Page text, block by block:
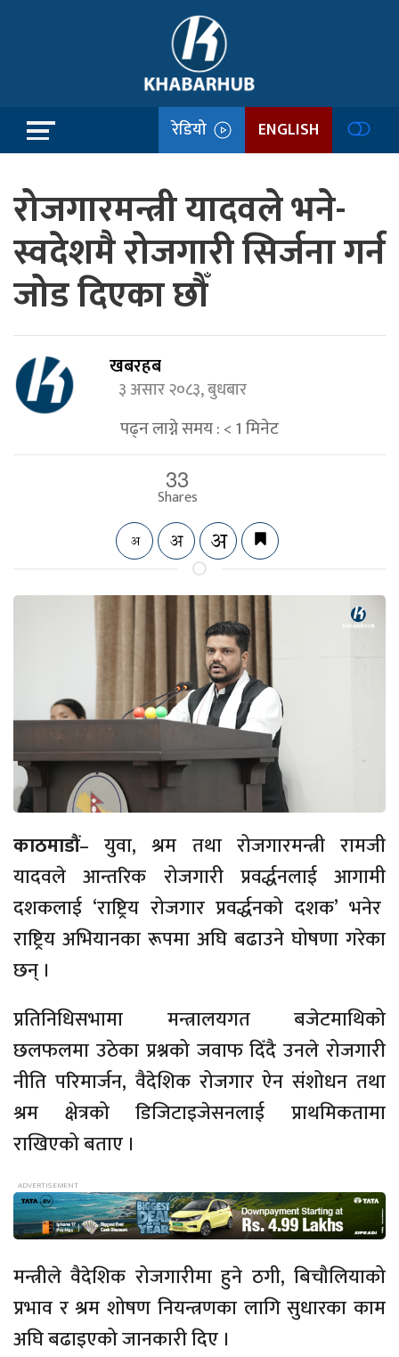
रेडियो ENGLISH
रोजगारमन्त्री यादवले भने-
स्वदेशमै रोजगारी सिर्जना गर्न
जोड दिएका छौँ
खबरहब
३ असार २०८३, बुधबार
पढ्न लाग्ने समय :< 1मिनेट
33
Shares
काठमाडौं– युवा, श्रम तथा रोजगारमन्त्री रामजी
यादवले आन्तरिक रोजगारी प्रवर्द्धनलाई आगामी
दशकलाई ‘राष्ट्रिय रोजगार प्रवर्द्धनको दशक’ भनेर
राष्ट्रिय अभियानका रूपमा अघि बढाउने घोषणा गरेका
छन् ।
प्रतिनिधिसभामा मन्त्रालयगत बजेटमाथिको
छलफलमा उठेका प्रश्नको जवाफ दिँदै उनले रोजगारी
नीति परिमार्जन, वैदेशिक रोजगार ऐन संशोधन तथा
श्रम क्षेत्रको डिजिटाइजेसनलाई प्राथमिकतामा
राखिएको बताए ।
मन्त्रीले वैदेशिक रोजगारीमा हुने ठगी, बिचौलियाको
प्रभाव र श्रम शोषण नियन्त्रणका लागि सुधारका काम
अघि बढाइएको जानकारी दिए ।